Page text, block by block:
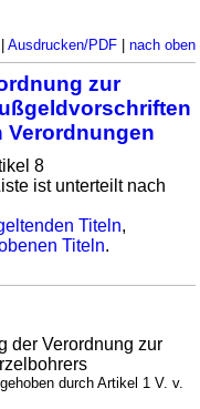
| Ausdrucken/PDF| nach oben
zur
8
ist unterteilt nach
Titeln,
Titeln.
der Verordnung zur
durch Artikel 1 V. v.